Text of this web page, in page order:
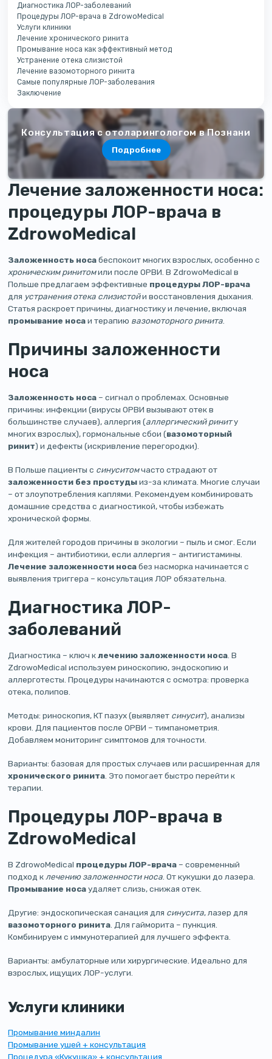
Лечение заложенности носа:
процедуры ЛОР-врача в
ZdrowoMedical
Заложенность носабеспокоит многих взрослых, особенно с
хроническим ринитомили после ОРВИ. В ZdrowoMedical в
Польше предлагаем эффективные процедуры ЛОР-врача
для устранения отека слизистойи восстановления дыхания.
Статья раскроет причины, диагностику и лечение, включая
промывание носаи терапию вазомоторного ринита.
Причины заложенности
носа
Заложенность носа – сигнал о проблемах. Основные
причины: инфекции (вирусы ОРВИ вызывают отек в
большинстве случаев), аллергия (аллергический риниту
многих взрослых), гормональные сбои (вазомоторный
ринит) и дефекты (искривление перегородки).
В Польше пациенты с синуситомчасто страдают от
заложенности без простудыиз-за климата. Многие случаи
– от злоупотребления каплями. Рекомендуем комбинировать
домашние средства с диагностикой, чтобы избежать
хронической формы.
Для жителей городов причины в экологии – пыль и смог. Если
инфекция – антибиотики, если аллергия – антигистамины.
Лечение заложенности носабез насморка начинается с
выявления триггера – консультация ЛОР обязательна.
Диагностика ЛОР-
заболеваний
Диагностика – ключ клечению заложенности носа . В
ZdrowoMedical используем риноскопию, эндоскопию и
аллерготесты. Процедуры начинаются с осмотра: проверка
отека, полипов.
Методы: риноскопия, КТ пазух (выявляет синусит), анализы
крови. Для пациентов после ОРВИ – тимпанометрия.
Добавляем мониторинг симптомов для точности.
Варианты: базовая для простых случаев или расширенная для
хронического ринита . Это помогает быстро перейти к
терапии.
Процедуры ЛОР-врача в
ZdrowoMedical
В ZdrowoMedical процедуры ЛОР-врача – современный
подход к лечению заложенности носа . От кукушки до лазера.
Промывание носаудаляет слизь, снижая отек.
Другие: эндоскопическая санация для синусита, лазер для
вазомоторного ринита . Для гайморита – пункция.
Комбинируем с иммунотерапией для лучшего эффекта.
Варианты: амбулаторные или хирургические. Идеально для
взрослых, ищущих ЛОР-услуги.
Услуги клиники
Промывание миндалин
Промывание ушей + консультация
Процедура «Кукушка» + консультация
Диагностика ЛОР-заболеваний
Процедуры ЛОР-врача в ZdrowoMedical
Услуги клиники
Лечение хронического ринита
Промывание носа как эффективный метод
Устранение отека слизистой
Лечение вазомоторного ринита
Самые популярные ЛОР-заболевания
Заключение
Консультация с отоларингологом в Познани
Подробнее